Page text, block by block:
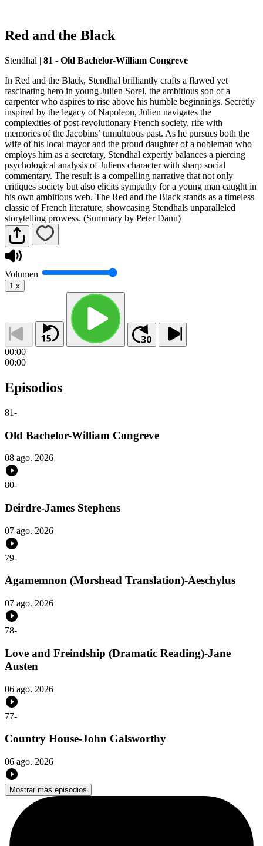
Red and the Black
Stendhal | 81 - Old Bachelor-William Congreve
In Red and the Black, Stendhal brilliantly crafts a flawed yet
fascinating hero in young Julien Sorel, the ambitious son of a
carpenter who aspires to rise above his humble beginnings. Secretly
inspired by the legacy of Napoleon, Julien navigates the
complexities of post-revolutionary French society, rife with
memories of the Jacobins’ tumultuous past. As he pursues both the
wife of his local mayor and the proud daughter of a nobleman who
employs him as a secretary, Stendhal expertly balances a piercing
psychological analysis of Juliens character with sharp social
commentary. The result is a compelling narrative that not only
critiques society but also elicits sympathy for a young man caught in
his own ambitious web. The Red and the Black stands as a timeless
classic of French literature, showcasing Stendhals unparalleled
storytelling prowess. (Summary by Peter Dann)
Volumen
1 x
00:00
00:00
Episodios
81-
Old Bachelor-William Congreve
08 ago. 2026
80-
Deirdre-James Stephens
07 ago. 2026
79-
Agamemnon (Morshead Translation)-Aeschylus
07 ago. 2026
78-
Love and Freindship (Dramatic Reading)-Jane
Austen
06 ago. 2026
77-
Country House-John Galsworthy
06 ago. 2026
Mostrar más episodios